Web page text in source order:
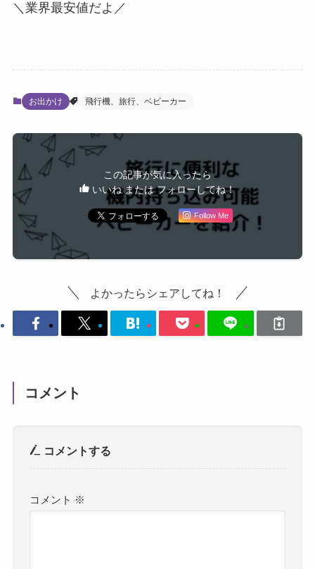
＼業界最安値だよ／
お出かけ 飛行機、旅行、ベビーカー
この記事が気に入ったら
いいね または フォローしてね！
Follow Me
よかったらシェアしてね！
コメント
コメントする
コメント ※